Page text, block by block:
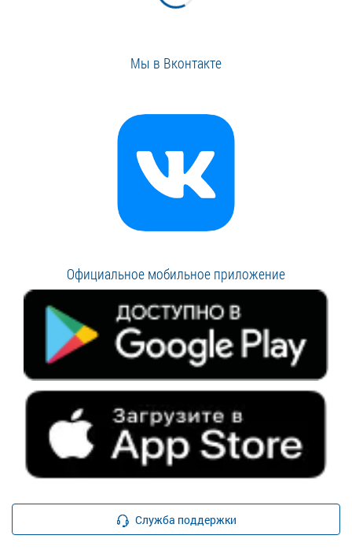
Мы в Вконтакте
Официальное мобильное приложение
Служба поддержки